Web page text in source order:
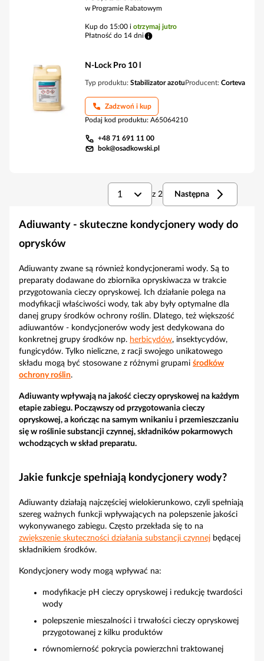
w Programie Rabatowym
Kup do 15:00 i otrzymaj jutro
Płatność do 14 dni
N-Lock Pro 10 l
Typ produktu: Stabilizator azotuProducent: Corteva
Zadzwoń i kup
Podaj kod produktu: A65064210
+48 71 691 11 00
bok@osadkowski.pl
1 z 2 Następna
Adiuwanty - skuteczne kondycjonery wody do
oprysków
Adiuwanty zwane są również kondycjonerami wody. Są to
preparaty dodawane do zbiornika opryskiwacza w trakcie
przygotowania cieczy opryskowej. Ich działanie polega na
modyfikacji właściwości wody, tak aby były optymalne dla
danej grupy środków ochrony roślin. Dlatego, też większość
adiuwantów - kondycjonerów wody jest dedykowana do
konkretnej grupy środków np. herbicydów, insektycydów,
fungicydów. Tylko nieliczne, z racji swojego unikatowego
składu mogą być stosowane z różnymi grupami środków
ochrony roślin.
Adiuwanty wpływają na jakość cieczy opryskowej na każdym
etapie zabiegu. Począwszy od przygotowania cieczy
opryskowej, a kończąc na samym wnikaniu i przemieszczaniu
się w roślinie substancji czynnej, składników pokarmowych
wchodzących w skład preparatu.
Jakie funkcje spełniają kondycjonery wody?
Adiuwanty działają najczęściej wielokierunkowo, czyli spełniają
szereg ważnych funkcji wpływających na polepszenie jakości
wykonywanego zabiegu. Często przekłada się to na
zwiększenie skuteczności działania substancji czynnej będącej
składnikiem środków.
Kondycjonery wody mogą wpływać na:
modyfikacje pH cieczy opryskowej i redukcję twardości
wody
polepszenie mieszalności i trwałości cieczy opryskowej
przygotowanej z kilku produktów
równomierność pokrycia powierzchni traktowanej